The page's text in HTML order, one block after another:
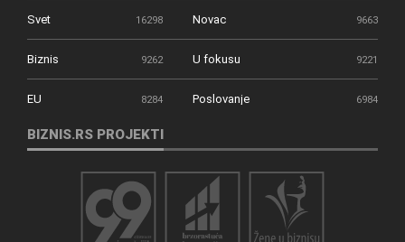
Svet 16298 Novac 9663
Biznis 9262 U fokusu 9221
EU 8284 Poslovanje 6984
BIZNIS.RS PROJEKTI